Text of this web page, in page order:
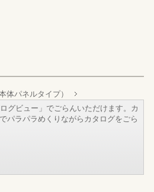
体パネルタイプ）
グビュー」でごらんいただけます。カ
パラパラめくりながらカタログをごら